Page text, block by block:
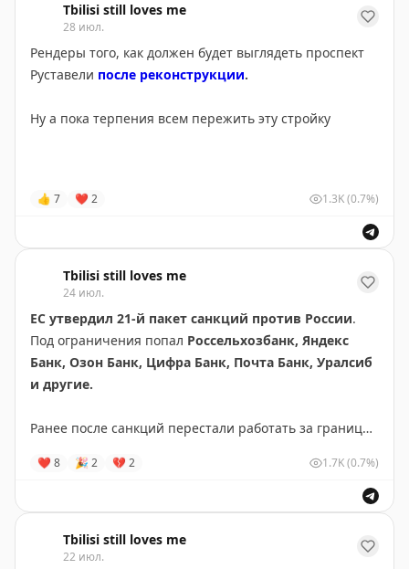
Tbilisi still loves me
28 июл.
Рендеры того, как должен будет выглядеть проспект
Руставели после реконструкции.
Ну а пока терпения всем пережить эту стройку
👍 7 ❤ 2 1.3K(0.7%)
Tbilisi still loves me
24 июл.
ЕС утвердил 21-й пакет санкций против России.
Под ограничения попал Россельхозбанк, Яндекс
Банк, Озон Банк, Цифра Банк, Почта Банк, Уралсиб
и другие.
Ранее после санкций перестали работать за границей
Стандарта
Также под санкции попалаЗолотая Корона -
популярный сервис денежных переводов, которым
многие пользовались для перевода денег из России и
❤ 8 🎉 2 💔 2 1.7K(0.7%)
Tbilisi still loves me
22 июл.